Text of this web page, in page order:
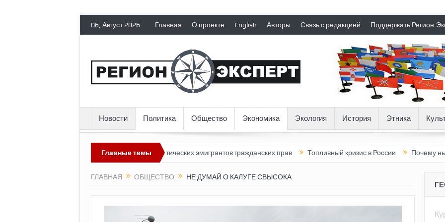
06, Август 2026 Главная О проекте English Авторы Связь с редакцией Поддержать
Новости Политика Общество Экономика Экология История Этника
Главные темы
Россия лишает политических эмигрантов гражданских прав Топливный кризис в России Почему нынешняя
ГЛАВНАЯ ОБЩЕСТВО НЕ ДУМАЙ О КАЛУГЕ СВЫСОКА